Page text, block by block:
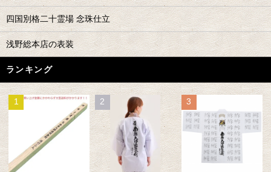
四国別格二十霊場 念珠仕立
浅野総本店の表装
ランキング
1 2 3